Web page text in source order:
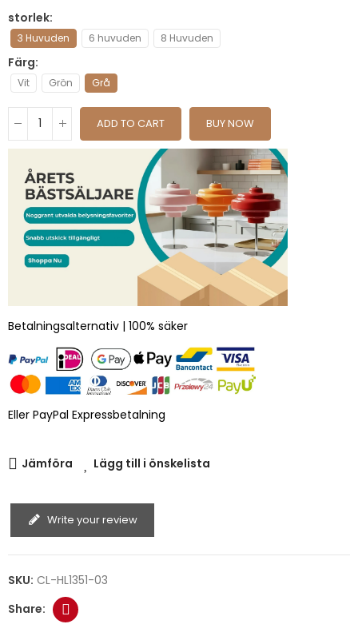
storlek
3 Huvuden 6 huvuden 8 Huvuden
Färg
Vit Grön Grå
ADD TO CART BUY NOW
Betalningsalternativ | 100% säker
Eller PayPal Expressbetalning
Jämföra Lägg till i önskelista
Write your review
SKU: CL-HL1351-03